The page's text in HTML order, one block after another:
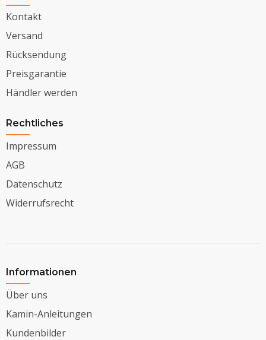
Kontakt
Versand
Rücksendung
Preisgarantie
Händler werden
Rechtliches
Impressum
AGB
Datenschutz
Widerrufsrecht
Informationen
Über uns
Kamin-Anleitungen
Kundenbilder